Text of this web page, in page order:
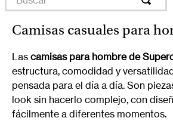
Camisas casuales para
Las camisas para hombre de
estructura, comodidad y
pensada para el día a día. Son
look sin hacerlo complejo, con
fácilmente a diferentes momentos.